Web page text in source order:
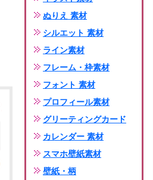
ぬりえ 素材
シルエット 素材
ライン素材
フレーム・枠素材
フォント 素材
プロフィール素材
グリーティングカード
カレンダー 素材
スマホ壁紙素材
壁紙・柄